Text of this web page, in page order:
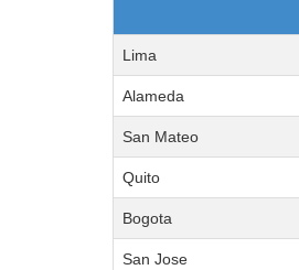
Lima
Alameda
San Mateo
Quito
Bogota
San Jose